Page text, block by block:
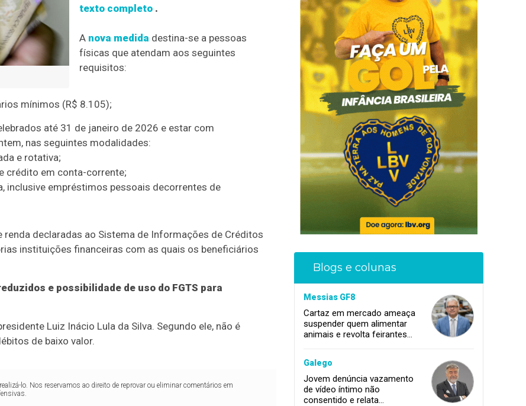
texto completo .
A nova medida destina-se a pessoas
físicas que atendam aos seguintes
requisitos:
mínimos (R$ 8.105);
até 31 de janeiro de 2026 e estar com
nas seguintes modalidades:
e rotativa;
crédito em conta-corrente;
inclusive empréstimos pessoais decorrentes de
declaradas ao Sistema de Informações de Créditos
instituições financeiras com as quais os beneficiários
e possibilidade de uso do FGTS para
Luiz Inácio Lula da Silva. Segundo ele, não é
de baixo valor.
lo. Nos reservamos ao direito de reprovar ou eliminar comentários em
Blogs e colunas
Messias GF8
Cartaz em mercado ameaça
suspender quem alimentar
animais e revolta feirantes
Galego
Jovem denúncia vazamento
de vídeo íntimo não
consentido e relata